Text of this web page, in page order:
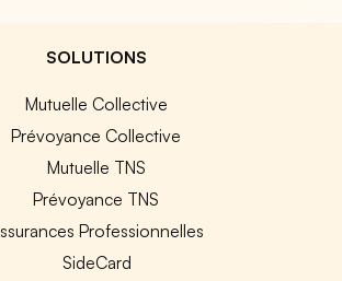
SOLUTIONS
Mutuelle Collective
Prévoyance Collective
Mutuelle TNS
Prévoyance TNS
Professionnelles
SideCard